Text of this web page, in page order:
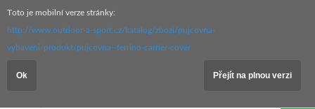
Toto je mobilní verze stránky:
http://www.outdoor-a-sport.cz/katalog/zbozi/pujcovna-
vybaveni/produkt/pujcovna--ferrino-carrier-cover
Ok Přejít na plnou verzi